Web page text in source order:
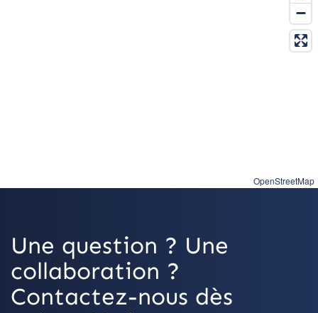
OpenStreetMap
Une question ? Une
collaboration ?
Contactez-nous dès